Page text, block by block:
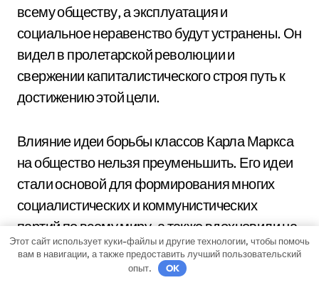
всему обществу, а эксплуатация и
социальное неравенство будут устранены. Он
видел в пролетарской революции и
свержении капиталистического строя путь к
достижению этой цели.
Влияние идеи борьбы классов Карла Маркса
на общество нельзя преуменьшить. Его идеи
стали основой для формирования многих
социалистических и коммунистических
партий по всему миру, а также вдохновили на
борьбу за права рабочих и бедных слоев
Этот сайт использует куки-файлы и другие технологии, чтобы помочь
вам в навигации, а также предоставить лучший пользовательский
опыт.
OK